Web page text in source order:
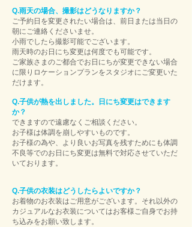
Q.雨天の場合、撮影はどうなりますか？
ご予約日を変更されたい場合は、前日または当日の
朝にご連絡くださいませ。
小雨でしたら撮影可能でございます。
雨天時のお日にち変更は何度でも可能です。
ご家族さまのご都合でお日にちが変更できない場合
に限りロケーションプランをスタジオにご変更いた
だけます。
Q.子供が熱を出しました。日にち変更はできます
か？
できますので遠慮なくご相談ください。
お子様は体調を崩しやすいものです。
お子様の為や、より良いお写真を残すためにも体調
不良等でのお日にち変更は無料で対応させていただ
いております。
Q.子供の衣装はどうしたらよいですか？
​お着物のお衣装はご用意がございます。それ以外の
カジュアルなお衣装についてはお客様ご自身でお持
ち込みをお願い致します。